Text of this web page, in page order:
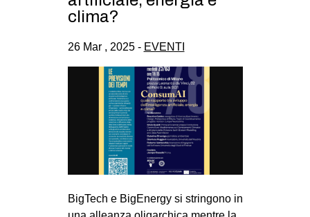
GAZA FREESTYLE
CSOA LAMBRETTA
MSM
STUDENTI TSUNAMI
ZAM
MILANO
MOBILITAZIONI
SPAZI
clima?
26 Mar , 2025 - EVENTI
BigTech e BigEnergy si stringono in